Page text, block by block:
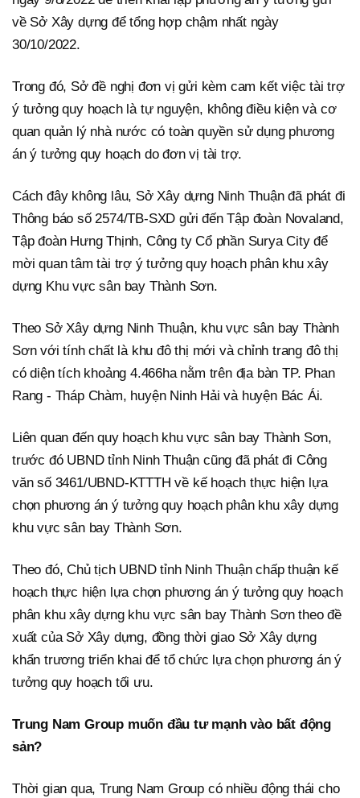
về Sở Xây dựng để tổng hợp chậm nhất ngày
30/10/2022.
Trong đó, Sở đề nghị đơn vị gửi kèm cam kết việc tài trợ
ý tưởng quy hoạch là tự nguyện, không điều kiện và cơ
quan quản lý nhà nước có toàn quyền sử dụng phương
án ý tưởng quy hoạch do đơn vị tài trợ.
Cách đây không lâu, Sở Xây dựng Ninh Thuận đã phát đi
Thông báo số 2574/TB-SXD gửi đến Tập đoàn Novaland,
Tập đoàn Hưng Thịnh, Công ty Cổ phần Surya City để
mời quan tâm tài trợ ý tưởng quy hoạch phân khu xây
dựng Khu vực sân bay Thành Sơn.
Theo Sở Xây dựng Ninh Thuận, khu vực sân bay Thành
Sơn với tính chất là khu đô thị mới và chỉnh trang đô thị
có diện tích khoảng 4.466ha nằm trên địa bàn TP. Phan
Rang - Tháp Chàm, huyện Ninh Hải và huyện Bác Ái.
Liên quan đến quy hoạch khu vực sân bay Thành Sơn,
trước đó UBND tỉnh Ninh Thuận cũng đã phát đi Công
văn số 3461/UBND-KTTTH về kế hoạch thực hiện lựa
chọn phương án ý tưởng quy hoạch phân khu xây dựng
khu vực sân bay Thành Sơn.
Theo đó, Chủ tịch UBND tỉnh Ninh Thuận chấp thuận kế
hoạch thực hiện lựa chọn phương án ý tưởng quy hoạch
phân khu xây dựng khu vực sân bay Thành Sơn theo đề
xuất của Sở Xây dựng, đồng thời giao Sở Xây dựng
khẩn trương triển khai để tổ chức lựa chọn phương án ý
tưởng quy hoạch tối ưu.
Trung Nam Group muốn đầu tư mạnh vào bất động
sản?
Thời gian qua, Trung Nam Group có nhiều động thái cho